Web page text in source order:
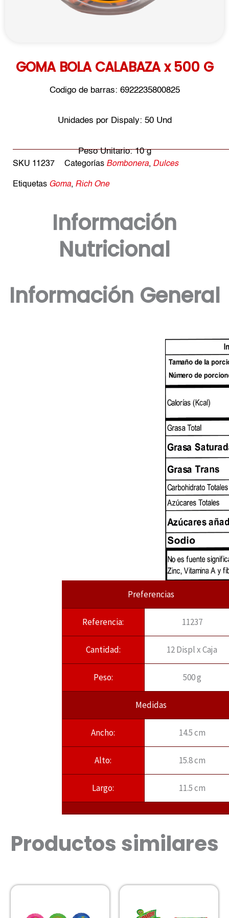
GOMA BOLA CALABAZA x 500 G
Codigo de barras: 6922235800825
Unidades por Dispaly: 50 Und
Peso Unitario: 10 g
SKU 11237 Categorías Bombonera, Dulces
Etiquetas Goma, Rich One
Información
Nutricional
Información General
Preferencias
Referencia: 11237
Cantidad: 12 Displ x Caja
Peso: 500 g
Medidas
Ancho: 14.5 cm
Alto: 15.8 cm
Largo: 11.5 cm
Productos similares